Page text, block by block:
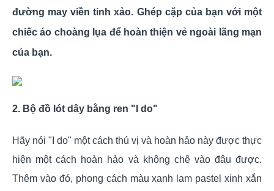
đường may viền tinh xảo. Ghép cặp của bạn với một
chiếc áo choàng lụa để hoàn thiện vẻ ngoài lãng mạn
của bạn.
2. Bộ đồ lót dây bằng ren "I do"
Hãy nói "I do" một cách thú vị và hoàn hảo này được thực
hiện một cách hoàn hảo và không chê vào đâu được.
Thêm vào đó, phong cách màu xanh lam pastel xinh xắn